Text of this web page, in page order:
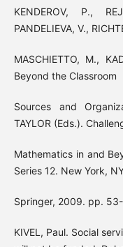
KENDEROV, P.,
PANDELIEVA, V.,
MASCHIETTO, M.,
Beyond the Classroom
Sources and
TAYLOR (Eds.).
Mathematics in and
Series 12. New York,
Springer, 2009. pp.
KIVEL, Paul. Social